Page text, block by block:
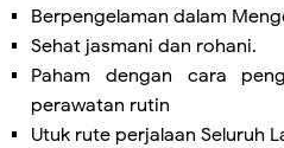
Berpengelaman dalam
Sehat jasmani dan rohani.
Paham dengan cara
perawatan rutin
Utuk rute perjalaan Seluruh